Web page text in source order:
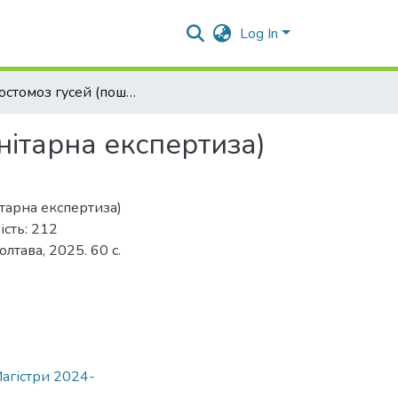
Log In
Амідостомоз гусей (поширення та ветеринарно-санітарна експертиза)
експертиза)
експертиза)
212
2025. 60 с.
2024-